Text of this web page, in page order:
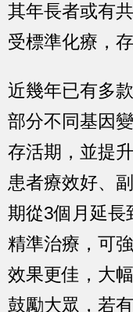
其年長者或有
受標準化療，
近幾年已有多
部分不同基因
存活期，並提
患者療效好、
期從3個月延長
精準治療，可
效果更佳，大
鼓勵大眾，若